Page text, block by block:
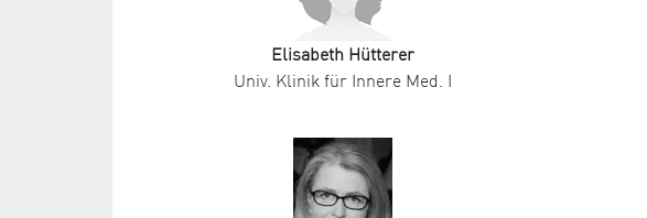
Elisabeth Hütterer
Univ. Klinik für Innere Med. I